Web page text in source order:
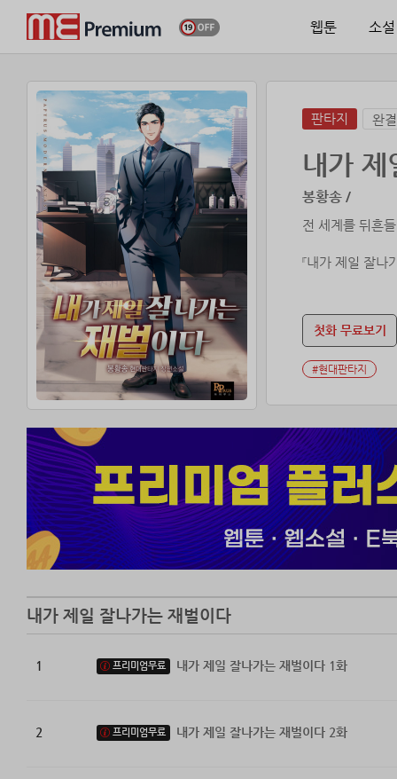
웹툰 소설
판타지 완결
내가 제
봉황송 /
전 세계를 뒤흔
『내가 제일 잘나
억울한 죽음을
세상은 1960년
‘게다가 빙의한
해야 할 일은 명
˝이제부터 전 세
낭만과 멋을 선
한국을 넘어 세
차준후의 위대
첫화 무료보기
#현대판타지
내가 제일 잘나가는 재벌이다
1 프리미엄무료 내가 제일 잘나가는 재벌이다 1화
2 프리미엄무료 내가 제일 잘나가는 재벌이다 2화